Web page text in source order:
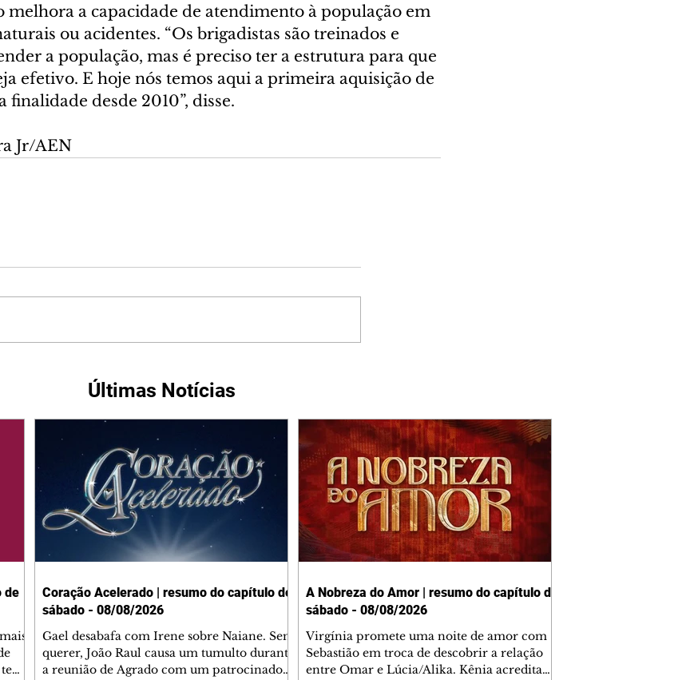
melhora a capacidade de atendimento à população em
ou acidentes. “Os brigadistas são treinados e
a população, mas é preciso ter a estrutura para que
efetivo. E hoje nós temos aqui a primeira aquisição de
finalidade desde 2010”, disse.
Jr/AEN
Últimas Notícias
de
Coração Acelerado | resumo do capítulo de
sábado - 08/08/2026
Gael desabafa com Irene sobre Naiane. Sem
querer, João Raul causa um tumulto durante
a reunião de Agrado com um patrocinador.
A Nobreza do Amor | resumo do capítulo de
sábado - 08/08/2026
Virgínia promete uma noite de amor com
Sebastião em troca de descobrir a relação
entre Omar e Lúcia/Alika. Kênia acredita